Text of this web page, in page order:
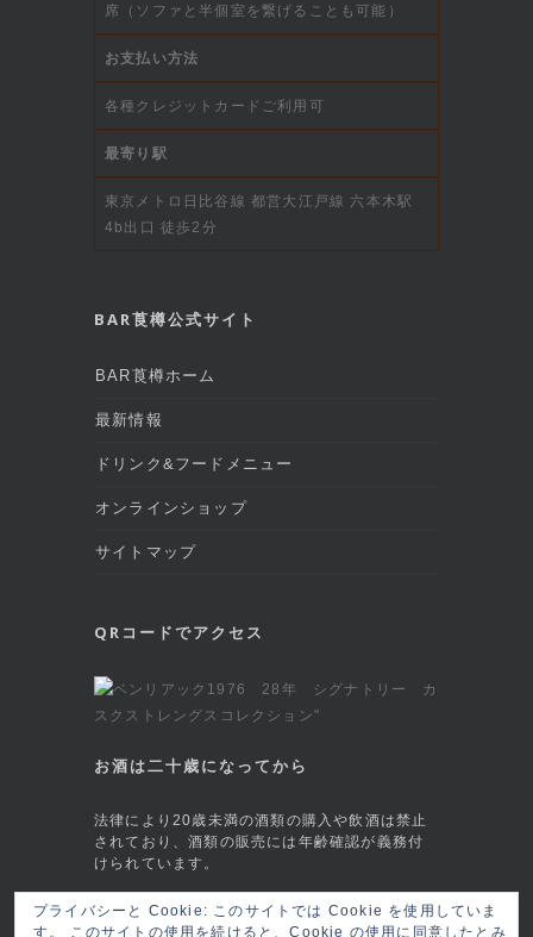
席（ソファと半個室を繋げることも可能）
お支払い方法
各種クレジットカードご利用可
最寄り駅
東京メトロ日比谷線 都営大江戸線 六本木駅
4b出口 徒歩2分
BAR莨樽公式サイト
BAR莨樽ホーム
最新情報
ドリンク&フードメニュー
オンラインショップ
サイトマップ
QRコードでアクセス
お酒は二十歳になってから
法律により20歳未満の酒類の購入や飲酒は禁止
されており、酒類の販売には年齢確認が義務付
けられています。
This site is protected by reCAPTCHA and
プライバシーと Cookie: このサイトでは Cookie を使用していま
す。 このサイトの使用を続けると、Cookie の使用に同意したとみ